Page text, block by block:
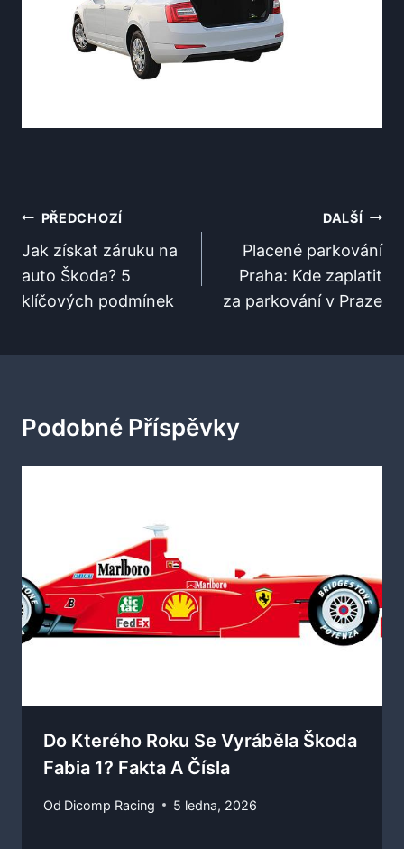
Navigace
Pro
Příspěvek
PŘEDCHOZÍ
Jak získat záruku na
auto Škoda? 5
klíčových podmínek
DALŠÍ
Placené parkování
Praha: Kde zaplatit
za parkování v Praze
Podobné Příspěvky
Do Kterého Roku Se Vyráběla Škoda
Fabia 1? Fakta A Čísla
Od Dicomp Racing 5 ledna, 2026